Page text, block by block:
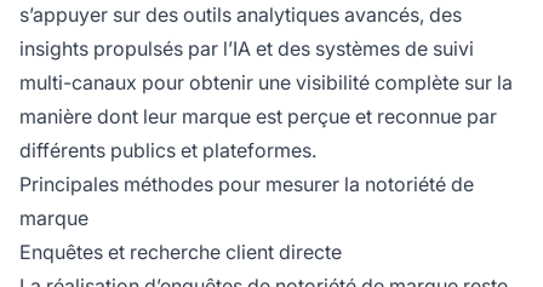
s’appuyer sur des outils analytiques avancés, des
insights propulsés par l’IA et des systèmes de suivi
multi-canaux pour obtenir une visibilité complète sur la
manière dont leur marque est perçue et reconnue par
différents publics et plateformes.
Principales méthodes pour mesurer la notoriété de
marque
Enquêtes et recherche client directe